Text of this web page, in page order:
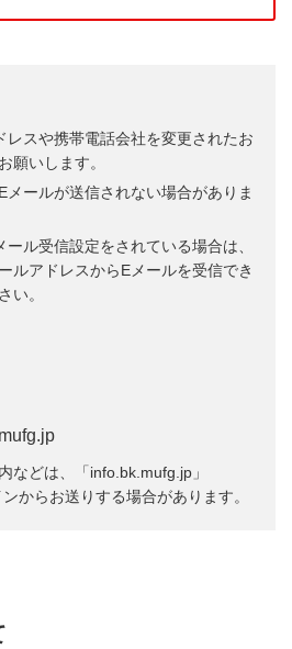
少返済額以上のご入金が必要で
または会員ページよりご確認く
必要な金額は、利息が日割計算
異なります。ご返済日当日に必
さい。
定
レスや携帯電話会社を変更されたお
願いします。
メールが送信されない場合がありま
ール受信設定をされている場合は、
ルアドレスからEメールを受信でき
い。
などは、「info.bk.mufg.jp」
からお送りする場合があります。